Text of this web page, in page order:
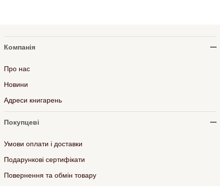
Компанія
Про нас
Новини
Адреси книгарень
Покупцеві
Умови оплати і доставки
Подарункові сертифікати
Повернення та обмін товару